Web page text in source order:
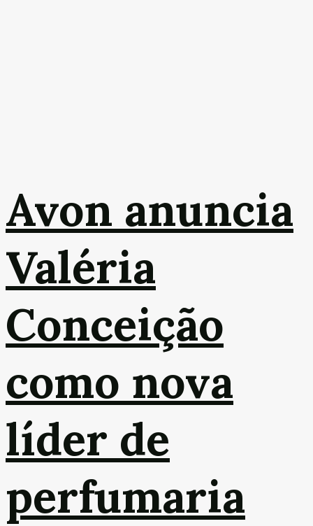
Avon anuncia
Valéria
Conceição
como nova
líder de
perfumaria